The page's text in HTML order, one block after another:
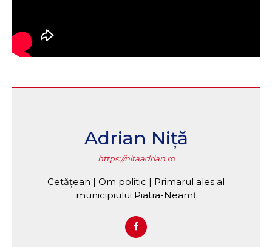
Adrian Niță
https://nitaadrian.ro
Cetățean | Om politic | Primarul ales al
municipiului Piatra-Neamț